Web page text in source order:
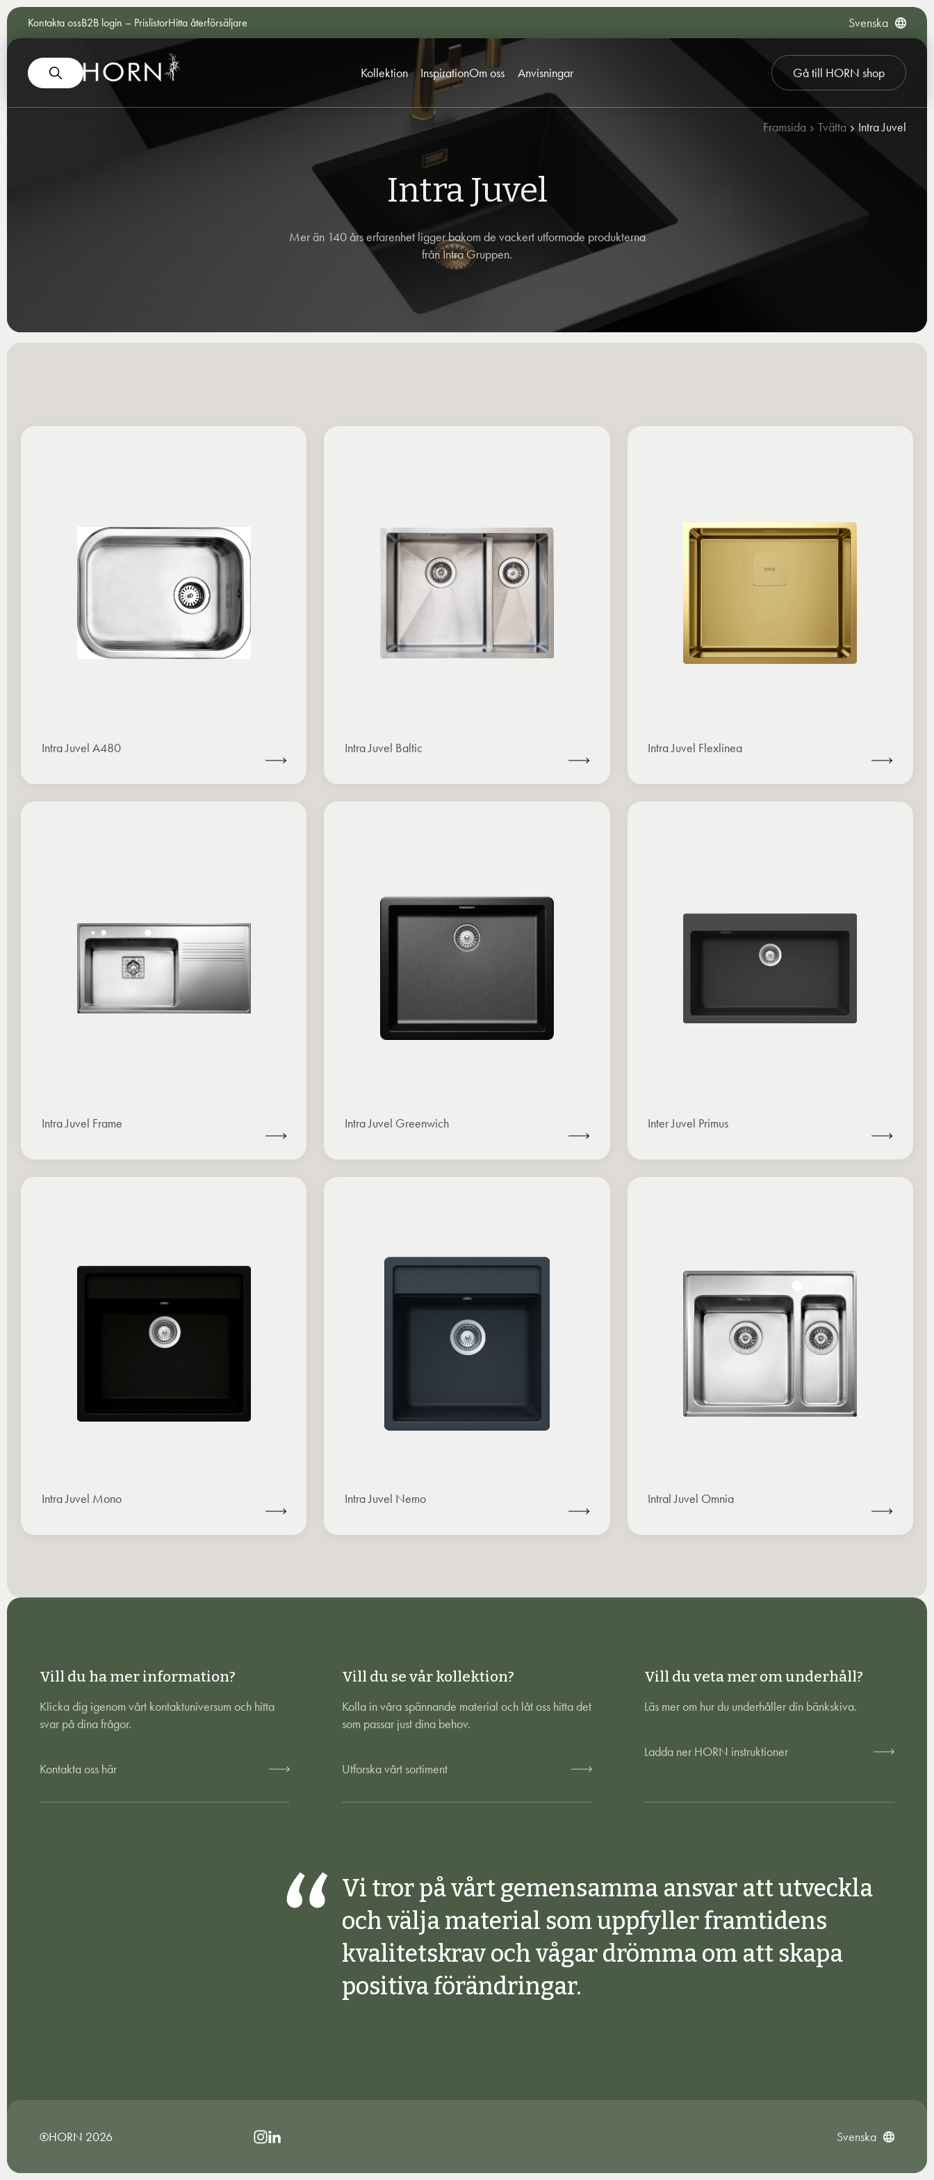
Kontakta ossB2B login – PrislistorHitta återförsäljare Svenska
Kollektion InspirationOm oss Anvisningar Gå till HORN shop
Framsida Tvätta Intra Juvel
Intra Juvel
Mer än 140 års erfarenhet ligger bakom de vackert utformade produkterna
från Intra Gruppen.
Intra Juvel A480 Intra Juvel Baltic Intra Juvel Flexlinea
Intra Juvel Frame Intra Juvel Greenwich Inter Juvel Primus
Intra Juvel Mono Intra Juvel Nemo Intral Juvel Omnia
Vill du ha mer information?
Klicka dig igenom vårt kontaktuniversum och hitta
svar på dina frågor.
Kontakta oss här
Vill du se vår kollektion?
Kolla in våra spännande material och låt oss hitta det
som passar just dina behov.
Utforska vårt sortiment
Vill du veta mer om underhåll?
Läs mer om hur du underhåller din bänkskiva.
Ladda ner HORN instruktioner
Vi tror på vårt gemensamma ansvar att utveckla
och välja material som uppfyller framtidens
kvalitetskrav och vågar drömma om att skapa
positiva förändringar.
®HORN 2026 Svenska